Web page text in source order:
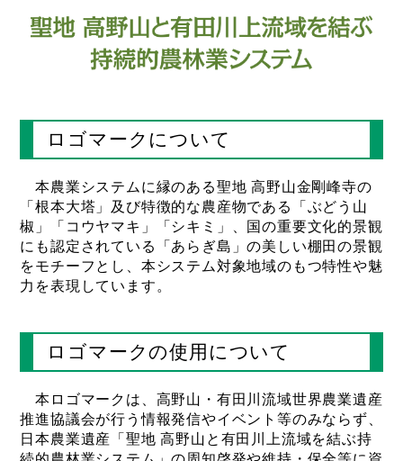
ロゴマークについて
本農業システムに縁のある聖地 高野山金剛峰寺の
「根本大塔」及び特徴的な農産物である「ぶどう山
椒」「コウヤマキ」「シキミ」、国の重要文化的景観
にも認定されている「あらぎ島」の美しい棚田の景観
をモチーフとし、本システム対象地域のもつ特性や魅
力を表現しています。
ロゴマークの使用について
本ロゴマークは、高野山・有田川流域世界農業遺産
推進協議会が行う情報発信やイベント等のみならず、
日本農業遺産「聖地 高野山と有田川上流域を結ぶ持